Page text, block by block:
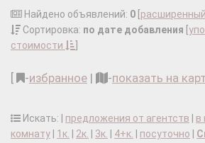
Найдено объявлений: 0
Сортировка: по дате добавления
стоимости
-избранное | -показать на
Искать: | предложения от агентств в
комнату
1к. 2к. 3к. 4+к. посуточно